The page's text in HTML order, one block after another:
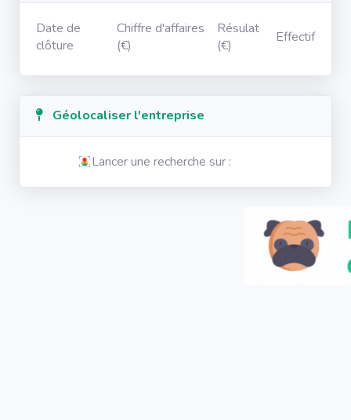
Date de
clôture
Chiffre d'affaires
(€)
Résulat
(€)
Effectif
Géolocaliser l'entreprise
Lancer une recherche sur :